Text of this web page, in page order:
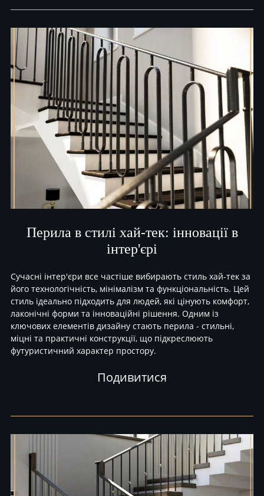
Перила в стилі хай-тек: інновації в
інтер'єрі
Сучасні інтер'єри все частіше вибирають стиль хай-тек за
його технологічність, мінімалізм та функціональність. Цей
стиль ідеально підходить для людей, які цінують комфорт,
лаконічні форми та інноваційні рішення. Одним із
ключових елементів дизайну стають перила - стильні,
міцні та практичні конструкції, що підкреслюють
футуристичний характер простору.
Подивитися